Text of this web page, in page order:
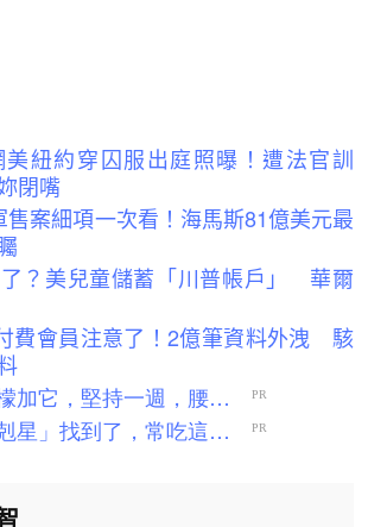
紐約穿囚服出庭照曝！遭法官訓
閉嘴
售案細項一次看！海馬斯81億美元最
？美兒童儲蓄「川普帳戶」 華爾
費會員注意了！2億筆資料外洩 駭